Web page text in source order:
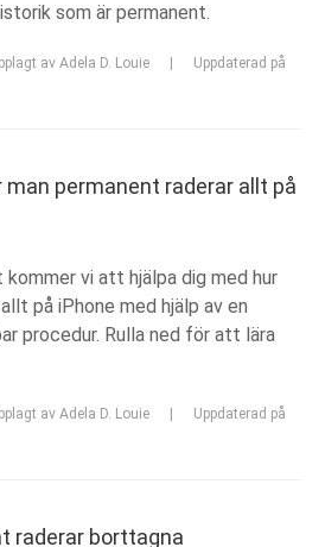
som är permanent.
av Adela D. Louie
Uppdaterad på
man permanent raderar allt på
vi att hjälpa dig med hur
på iPhone med hjälp av en
procedur. Rulla ned för att lära
av Adela D. Louie
Uppdaterad på
raderar borttagna